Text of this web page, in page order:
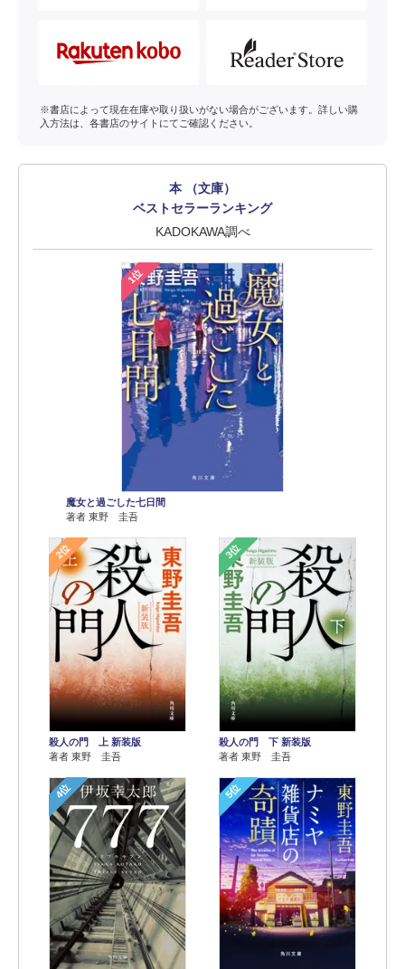
※書店によって現在在庫や取り扱いがない場合がございます。詳しい購
入方法は、各書店のサイトにてご確認ください。
本 （文庫）
ベストセラーランキング
KADOKAWA調べ
1位
魔女と過ごした七日間
著者 東野 圭吾
2位
殺人の門 上 新装版
著者 東野 圭吾
3位
殺人の門 下 新装版
著者 東野 圭吾
4位 5位